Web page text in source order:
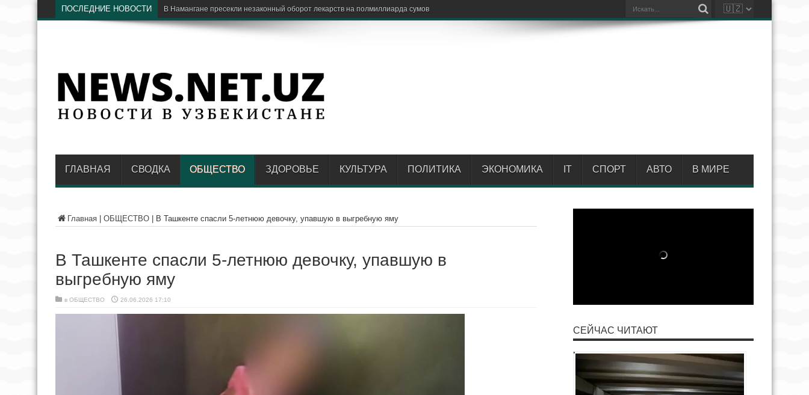
ПОСЛЕДНИЕ НОВОСТИ В Намангане пресекли незаконный оборот лекарств на полмиллиарда сумов
ГЛАВНАЯ СВОДКА ОБЩЕСТВО ЗДОРОВЬЕ КУЛЬТУРА ПОЛИТИКА ЭКОНОМИКА IT СПОРТ АВТО В МИРЕ
Главная ОБЩЕСТВО В Ташкенте спасли 5-летнюю девочку, упавшую в выгребную яму
В Ташкенте спасли 5-летнюю девочку, упавшую в
выгребную яму
в ОБЩЕСТВО 26.06.2026 17:10
СЕЙЧАС ЧИТАЮТ